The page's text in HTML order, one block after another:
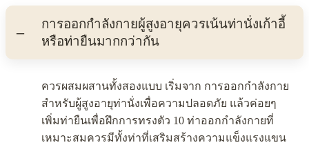
การออกกำลังกายผู้สูงอายุควรเน้นท่านั่งเก้าอี้
หรือท่ายืนมากกว่ากัน
ควรผสมผสานทั้งสองแบบ เริ่มจาก การออกกำลังกาย
สำหรับผู้สูงอายุท่านั่งเพื่อความปลอดภัย แล้วค่อยๆ
เพิ่มท่ายืนเพื่อฝึกการทรงตัว 10 ท่าออกกำลังกายที่
เหมาะสมควรมีทั้งท่าที่เสริมสร้างความแข็งแรงแขน